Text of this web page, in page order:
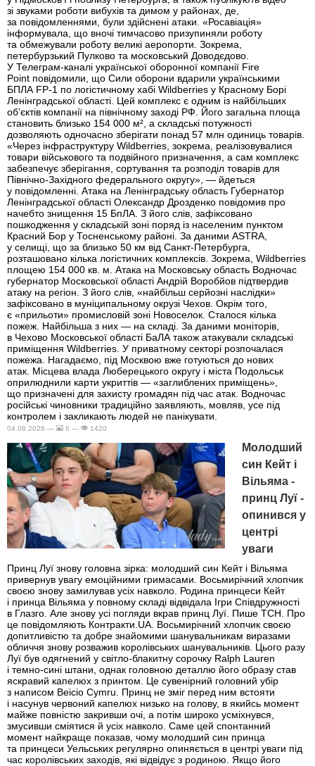
зі звуками роботи вибухів та димом у районах, де,
за повідомленнями, були здійснені атаки. «Росавіація»
інформувала, що вночі тимчасово призупиняли роботу
та обмежували роботу великі аеропорти. Зокрема,
петербурзький Пулково та московський Доводєдово.
У Телеграм-каналі української оборонної компанії Fire
Point повідомили, що Сили оборони вдарили українськими
БПЛА FP-1 по логістичному хабі Wildberries у Красному Борі
Ленінградської області. Цей комплекс є одним із найбільших
об’єктів компанії на північному заході РФ. Його загальна площа
становить близько 154 000 м², а складські потужності
дозволяють одночасно зберігати понад 57 млн одиниць товарів.
«Через інфраструктуру Wildberries, зокрема, реалізовувалися
товари військового та подвійного призначення, а сам комплекс
забезпечує зберігання, сортування та розподіл товарів для
Північно-Західного федерального округу», — йдеться
у повідомленні. Атака на Ленінградську область Губернатор
Ленінградської області Олександр Дрозденко повідомив про
начебто знищення 15 БпЛА. З його слів, зафіксовано
пошкодження у складській зоні поряд із населеним пунктом
Красний Бор у Тосненському районі. За даними ASTRA,
у селищі, що за близько 50 км від Санкт-Петербурга,
розташовано кілька логістичних комплексів. Зокрема, Wildberries
площею 154 000 кв. м. Атака на Московську область Водночас
губернатор Московської області Андрій Воробйов підтвердив
атаку на регіон. З його слів, «найбільш серйозні наслідки»
зафіксовано в муніципальному окрузі Чехов. Окрім того,
є «прильоти» промисловій зоні Новоселок. Сталося кілька
пожеж. Найбільша з них — на складі. За даними моніторів,
в Чехово Московської області БаЛА також атакували складські
приміщення Wildberries. У приватному секторі розпочалася
пожежа. Нагадаємо, під Москвою вже готуються до нових
атак. Місцева влада Люберецького округу і міста Подольськ
оприлюднили карти укриттів — «заглиблених приміщень»,
що призначені для захисту громадян під час атак. Водночас
російські чиновники традиційно заявляють, мовляв, усе під
контролем і закликають людей не панікувати.
04.08.2026 — 6 — 1420
Молодший
син Кейт і
Вільяма -
принц Луї -
опинився у
центрі
уваги
Принц Луї знову головна зірка: молодший син Кейт і Вільяма
привернув увагу емоційними гримасами. Восьмирічний хлопчик
своєю знову замилував усіх навколо. Родина принцеси Кейт
і принца Вільяма у повному складі відвідала Ігри Співдружності
в Глазго. Але знову усі погляди вкрав принц Луї. Пише ТСН. Про
це повідомляють Контракти.UA. Восьмирічний хлопчик своєю
допитливістю та добре знайомими шанувальникам виразами
обличчя знову розважив королівських шанувальників. Цього разу
Луї був одягнений у світло-блакитну сорочку Ralph Lauren
і темно-сині штани, однак головною деталлю його образу став
яскравий капелюх з принтом. Це сувенірний головний убір
з написом Beicio Cymru. Принц не зміг перед ним встояти
і насунув червоний капелюх низько на голову, в якийсь момент
майже повністю закривши очі, а потім широко усміхнувся,
змусивши сміятися й усіх навколо. Саме цей спонтанний
момент найкраще показав, чому молодший син принца
та принцеси Уельських регулярно опиняється в центрі уваги під
час королівських заходів, які відвідує з родиною. Якщо його